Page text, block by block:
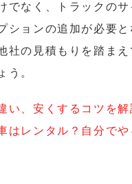
でなく、トラックの
ションの追加が必要
社の見積もりを踏ま
う。
い、安くするコツを解
レンタル？自分で